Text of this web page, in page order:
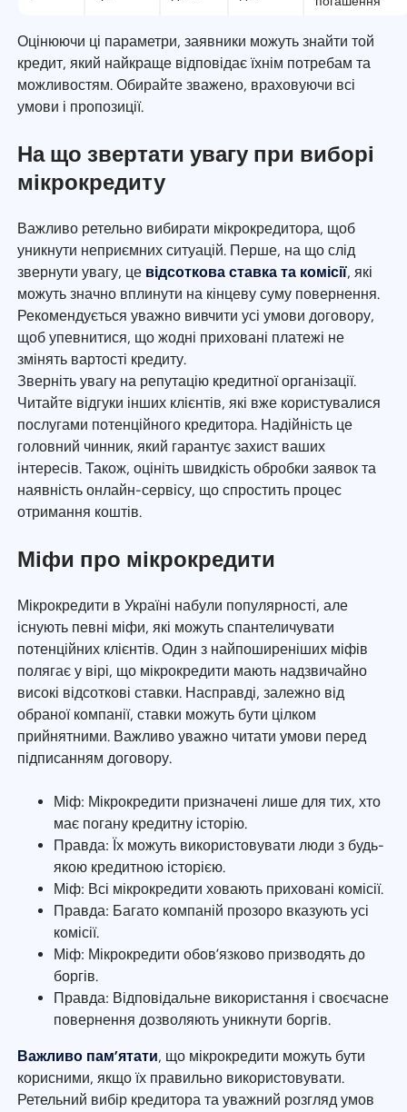
Оцінюючи ці параметри, заявники можуть знайти той
кредит, який найкраще відповідає їхнім потребам та
можливостям. Обирайте зважено, враховуючи всі
умови і пропозиції.
На що звертати увагу при виборі
мікрокредиту
Важливо ретельно вибирати мікрокредитора, щоб
уникнути неприємних ситуацій. Перше, на що слід
звернути увагу, це відсоткова ставка та комісії, які
можуть значно вплинути на кінцеву суму повернення.
Рекомендується уважно вивчити усі умови договору,
щоб упевнитися, що жодні приховані платежі не
змінять вартості кредиту.
Зверніть увагу на репутацію кредитної організації.
Читайте відгуки інших клієнтів, які вже користувалися
послугами потенційного кредитора. Надійність це
головний чинник, який гарантує захист ваших
інтересів. Також, оцініть швидкість обробки заявок та
наявність онлайн-сервісу, що спростить процес
отримання коштів.
Міфи про мікрокредити
Мікрокредити в Україні набули популярності, але
існують певні міфи, які можуть спантеличувати
потенційних клієнтів. Один з найпоширеніших міфів
полягає у вірі, що мікрокредити мають надзвичайно
високі відсоткові ставки. Насправді, залежно від
обраної компанії, ставки можуть бути цілком
прийнятними. Важливо уважно читати умови перед
підписанням договору.
Міф: Мікрокредити призначені лише для тих, хто
має погану кредитну історію.
Правда: Їх можуть використовувати люди з будь-
якою кредитною історією.
Міф: Всі мікрокредити ховають приховані комісії.
Правда: Багато компаній прозоро вказують усі
комісії.
Міф: Мікрокредити обов’язково призводять до
боргів.
Правда: Відповідальне використання і своєчасне
повернення дозволяють уникнути боргів.
Важливо пам’ятати, що мікрокредити можуть бути
корисними, якщо їх правильно використовувати.
Ретельний вибір кредитора та уважний розгляд умов